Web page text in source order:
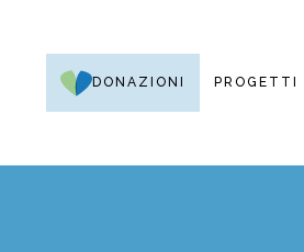
DONAZIONI PROGETTI